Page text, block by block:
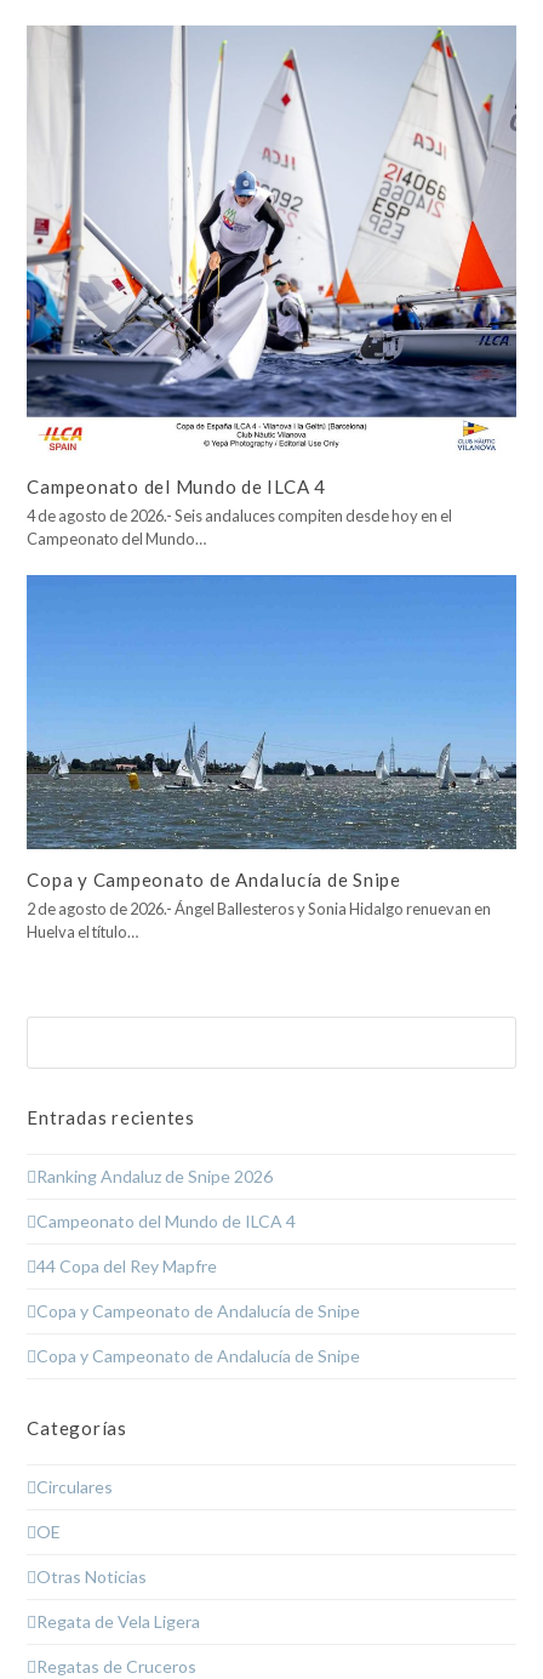
Campeonato del Mundo de ILCA 4
4 de agosto de 2026.- Seis andaluces compiten desde hoy en el
Campeonato del Mundo…
Copa y Campeonato de Andalucía de Snipe
2 de agosto de 2026.- Ángel Ballesteros y Sonia Hidalgo renuevan en
Huelva el título…
Entradas recientes
Ranking Andaluz de Snipe 2026
Campeonato del Mundo de ILCA 4
44 Copa del Rey Mapfre
Copa y Campeonato de Andalucía de Snipe
Copa y Campeonato de Andalucía de Snipe
Categorías
Circulares
OE
Otras Noticias
Regata de Vela Ligera
Regatas de Cruceros